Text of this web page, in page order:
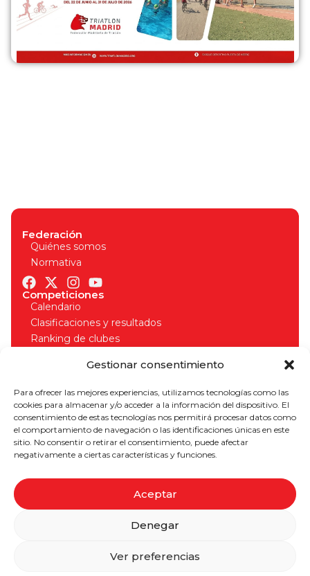
Gestionar consentimiento
Para ofrecer las mejores experiencias, utilizamos tecnologías como las
cookies para almacenar y/o acceder a la información del dispositivo. El
consentimiento de estas tecnologías nos permitirá procesar datos como
el comportamiento de navegación o las identificaciones únicas en este
sitio. No consentir o retirar el consentimiento, puede afectar
negativamente a ciertas características y funciones.
Aceptar
Denegar
Ver preferencias
Federación
Quiénes somos
Normativa
Competiciones
Calendario
Clasificaciones y resultados
Ranking de clubes
Normativa competiciones
Solicitud de licencia
Seguros deportivos
Normativa licencias
¡Apúntate a nuestro boletín para estar al día!
SUSCRIBIRME
2026 © Federación Madrileña de Triatlón